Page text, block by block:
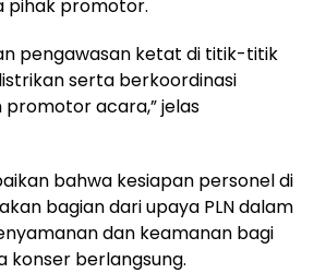
pihak promotor.
pengawasan ketat di titik-titik
serta berkoordinasi
promotor acara,” jelas
bahwa kesiapan personel di
bagian dari upaya PLN dalam
dan keamanan bagi
konser berlangsung.